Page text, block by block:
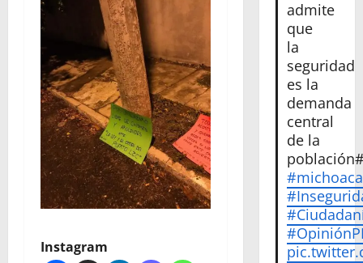
Instagram
admite
que
la
seguridad
es la
demanda
central
de la